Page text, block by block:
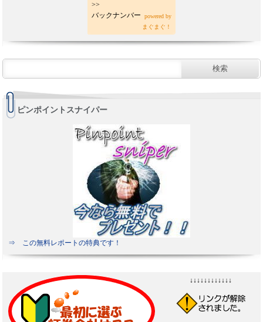
>>
バックナンバー
powered by
まぐまぐ！
ピンポイントスナイパー
⇒ この無料レポートの特典です！
↓↓↓↓↓↓↓↓↓↓↓↓